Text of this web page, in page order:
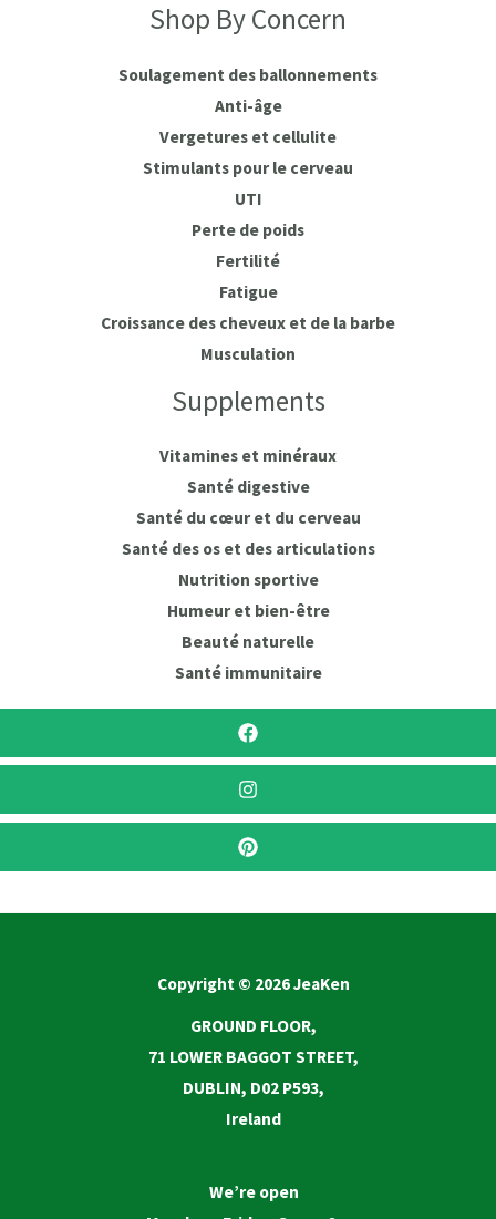
Shop By Concern
Soulagement des ballonnements
Anti-âge
Vergetures et cellulite
Stimulants pour le cerveau
UTI
Perte de poids
Fertilité
Fatigue
Croissance des cheveux et de la barbe
Musculation
Supplements
Vitamines et minéraux
Santé digestive
Santé du cœur et du cerveau
Santé des os et des articulations
Nutrition sportive
Humeur et bien-être
Beauté naturelle
Santé immunitaire
Copyright © 2026 JeaKen
GROUND FLOOR,
71 LOWER BAGGOT STREET,
DUBLIN, D02 P593,
Ireland
We’re open